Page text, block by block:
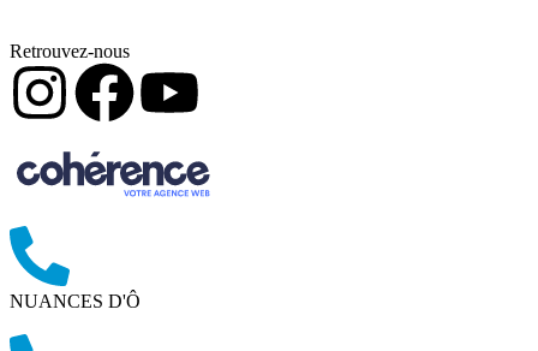
Retrouvez-nous
NUANCES D'Ô